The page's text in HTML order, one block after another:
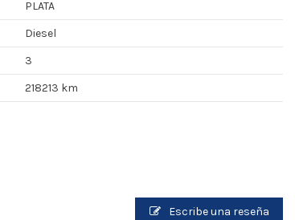
PLATA
Diesel
3
218213 km
Escribe una reseña